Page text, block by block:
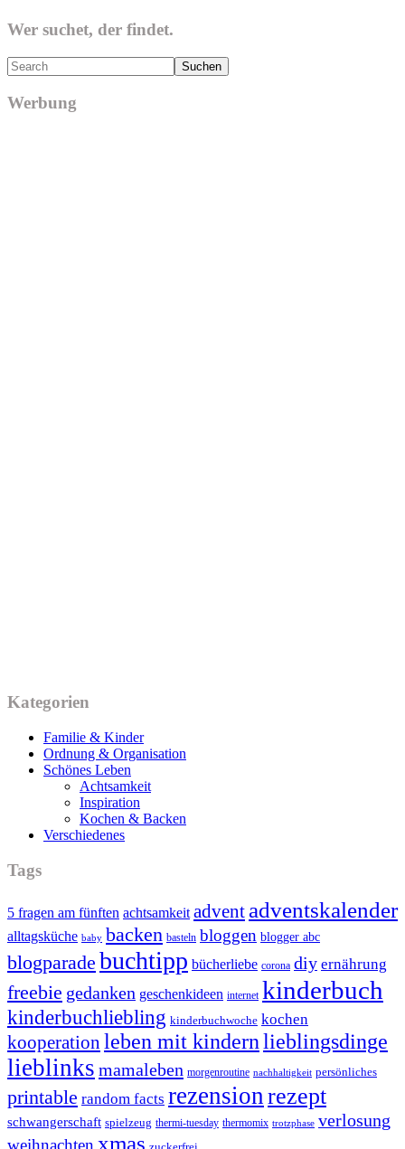
Wer suchet, der findet.
Search
Werbung
Kategorien
Familie & Kinder
Ordnung & Organisation
Schönes Leben
Achtsamkeit
Inspiration
Kochen & Backen
Verschiedenes
Tags
5 fragen am fünften achtsamkeit advent adventskalender
alltagsküche baby backen basteln bloggen blogger abc
blogparade buchtipp bücherliebe corona diy ernährung
freebie gedanken geschenkideen internet kinderbuch
kinderbuchliebling kinderbuchwoche kochen
kooperation leben mit kindernlieblingsdinge
lieblinks mamaleben morgenroutine nachhaltigkeit persönliches
printable random facts rezensionrezept
schwangerschaft spielzeug thermi-tuesday thermomix trotzphase verlosung
xmas